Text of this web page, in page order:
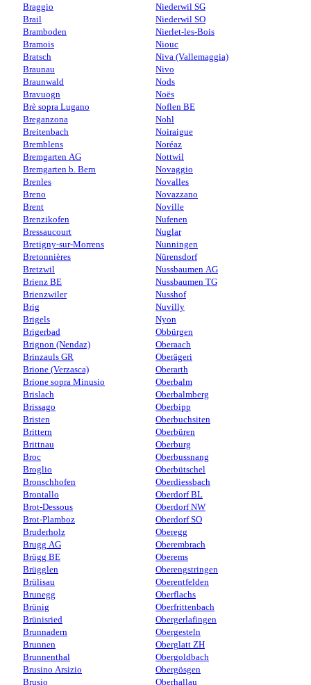
Braggio
Brail
Bramboden
Bramois
Bratsch
Braunau
Braunwald
Bravuogn
Brè sopra Lugano
Breganzona
Breitenbach
Bremblens
Bremgarten AG
Bremgarten b. Bern
Brenles
Breno
Brent
Brenzikofen
Bressaucourt
Bretigny-sur-Morrens
Bretonnières
Bretzwil
Brienz BE
Brienzwiler
Brig
Brigels
Brigerbad
Brignon (Nendaz)
Brinzauls GR
Brione (Verzasca)
Brione sopra Minusio
Brislach
Brissago
Bristen
Brittern
Brittnau
Broc
Broglio
Bronschhofen
Brontallo
Brot-Dessous
Brot-Plamboz
Bruderholz
Brugg AG
Brügg BE
Brügglen
Brülisau
Brunegg
Brünig
Brünisried
Brunnadern
Brunnen
Brunnenthal
Brusino Arsizio
Brusio
Niederwil SG
Niederwil SO
Nierlet-les-Bois
Niouc
Niva (Vallemaggia)
Nivo
Nods
Noës
Noflen BE
Nohl
Noiraigue
Noréaz
Nottwil
Novaggio
Novalles
Novazzano
Noville
Nufenen
Nuglar
Nunningen
Nürensdorf
Nussbaumen AG
Nussbaumen TG
Nusshof
Nuvilly
Nyon
Obbürgen
Oberaach
Oberägeri
Oberarth
Oberbalm
Oberbalmberg
Oberbipp
Oberbuchsiten
Oberbüren
Oberburg
Oberbussnang
Oberbütschel
Oberdiessbach
Oberdorf BL
Oberdorf NW
Oberdorf SO
Oberegg
Oberembrach
Oberems
Oberengstringen
Oberentfelden
Oberflachs
Oberfrittenbach
Obergerlafingen
Obergesteln
Oberglatt ZH
Obergoldbach
Obergösgen
Oberhallau